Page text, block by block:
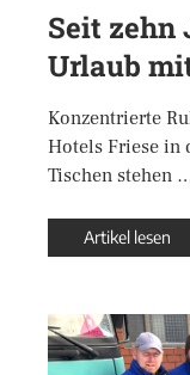
Seit zehn
Urlaub
Konzentrierte
Hotels Friese in
Tischen stehen
Artikel lesen